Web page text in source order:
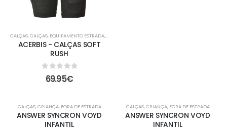
CALÇAS,CALÇAS, EQUIPAMENTO ESTRADA,
ACERBIS - CALÇAS SOFT
RUSH
out of 5
69.95€
CALÇAS,CRIANÇA, FORA DE ESTRADA
ANSWER SYNCRON VOYD
INFANTIL
CALÇAS,CRIANÇA, FORA DE ESTRADA
ANSWER SYNCRON VOYD
INFANTIL